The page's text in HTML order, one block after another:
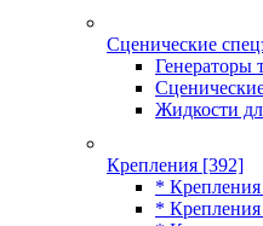
Сценические
Генераторы
Жидкости
Крепления [392]
* Крепления
* Крепления